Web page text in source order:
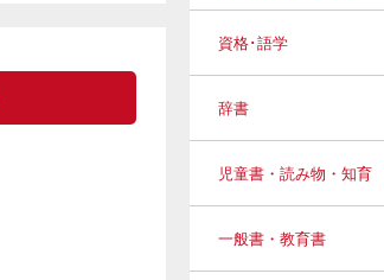
資格･語学
辞書
児童書・読み物・知育
一般書・教育書